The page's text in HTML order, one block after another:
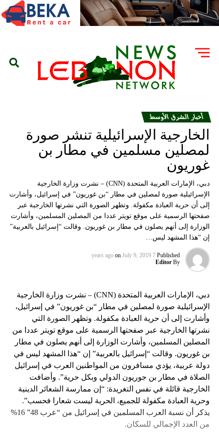
أخبار الشرق الأوسط
الخارجية الإسرائيلية تنشر صورة
لمصلين مسلمين في مطار بن
غوريون
دبي، الإمارات العربية المتحدة (CNN) – نشرت وزارة الخارجية
الإسرائيلية صورة لمصلين في مطار “بن غوريون” في إسرائيل، وأشارت
إلى أن حرية العبادة مكفولة. وتظهر الصورة التي نشرتها الخارجية عبر
صفحتها الرسمية على موقع تويتر عددا من المصلين المسلمين، وأشارت
الوزارة إلى أنهم يصلون في مطار بن غوريون. وقالت “إسرائيل بالعربية”
إن “هذا المشهد ليس…
Published
7 years ago
on July 9, 2019
By
Editor
دبي، الإمارات العربية المتحدة (CNN) – نشرت وزارة الخارجية
الإسرائيلية صورة لمصلين في مطار “بن غوريون” في إسرائيل،
وأشارت إلى أن حرية العبادة مكفولة. وتظهر الصورة التي
نشرتها الخارجية عبر صفحتها الرسمية على موقع تويتر عددا من
المصلين المسلمين، وأشارت الوزارة إلى أنهم يصلون في مطار
بن غوريون. وقالت “إسرائيل بالعربية” إن “هذا المشهد ليس في
دولة عربية، يؤدي مسافرون من المواطنين العرب في إسرائيل
الصلاة في مطار بن جوريون الدولي وبكل حرية”. وأضافت
الخارجية قائلة في نفس التغريدة: “إن ممارسة الشعائر الدينية
وحرية العبادة مكفولة للجميع، الحرية ليست شعارا فحسب”.
يذكر أن نسبة العرب المسلمين في إسرائيل من “عرب 48” 16%
من العدد الإجمالي للسكان.